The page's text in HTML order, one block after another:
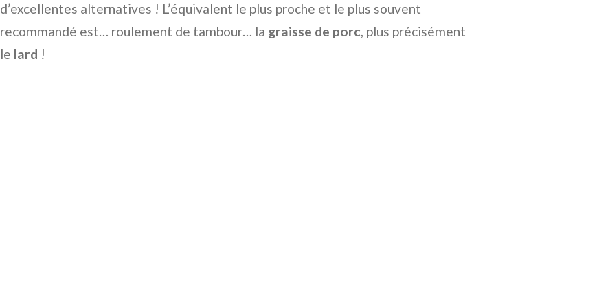
d’excellentes alternatives ! L’équivalent le plus proche et le plus souvent
recommandé est… roulement de tambour… la graisse de porc, plus précisément
le lard !